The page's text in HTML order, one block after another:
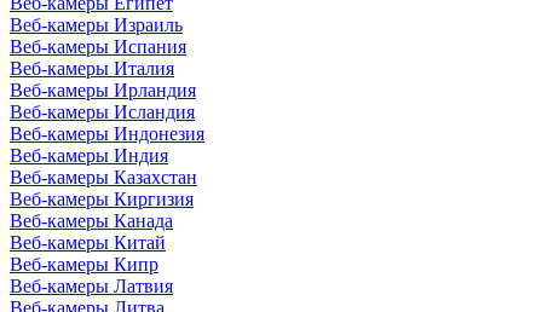
Веб-камеры Израиль
Веб-камеры Испания
Веб-камеры Италия
Веб-камеры Ирландия
Веб-камеры Исландия
Веб-камеры Индонезия
Веб-камеры Индия
Веб-камеры Казахстан
Веб-камеры Киргизия
Веб-камеры Канада
Веб-камеры Китай
Веб-камеры Кипр
Веб-камеры Латвия